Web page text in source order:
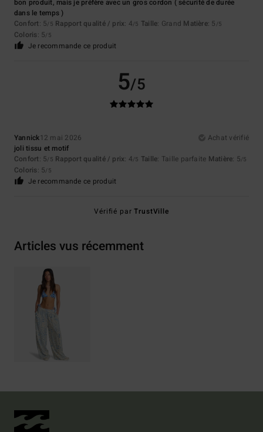
bon produit, mais je préfère avec un gros cordon ( sécurité de durée
dans le temps )
Confort: 5/5 Rapport qualité / prix: 4/5 Taille: Grand Matière: 5 /5
Coloris: 5/5
Je recommande ce produit
5/5
Yannick12 mai 2026
Achat vérifié
joli tissu et motif
Confort: 5/5 Rapport qualité / prix: 4/5 Taille: Taille parfaite Matière: 5/5
Coloris: 5/5
Je recommande ce produit
Vérifié parTrustVille
Articles vus récemment